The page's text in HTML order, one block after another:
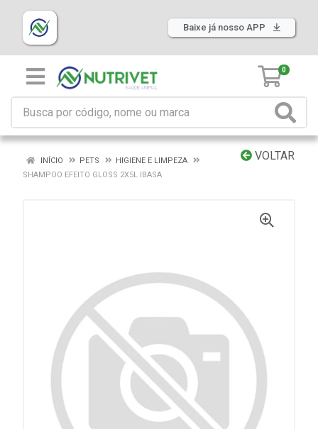
Baixe já nosso APP
0
VOLTAR
INÍCIO PETS
HIGIENE E LIMPEZA
SHAMPOO EFEITO GLOSS 2X5L IBASA